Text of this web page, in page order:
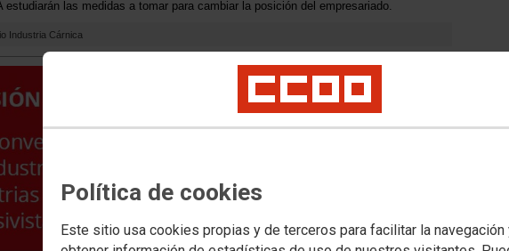
Política de cookies
Este sitio usa cookies propias y de terceros para facilitar la navegación
estudiarán las medidas a tomar para cambiar la posición del empresariado.
Industria Cárnica